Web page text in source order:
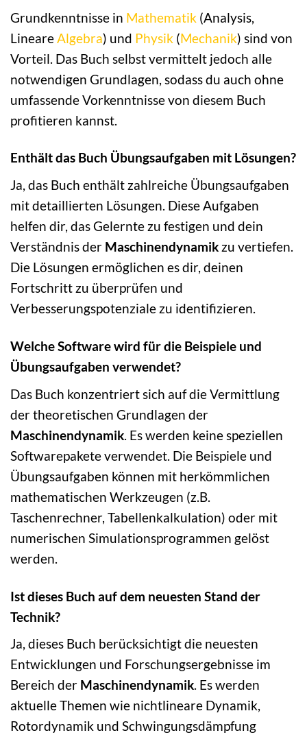
Grundkenntnisse in Mathematik (Analysis,
Lineare Algebra) und Physik (Mechanik) sind von
Vorteil. Das Buch selbst vermittelt jedoch alle
notwendigen Grundlagen, sodass du auch ohne
umfassende Vorkenntnisse von diesem Buch
profitieren kannst.
Enthält das Buch Übungsaufgaben mit Lösungen?
Ja, das Buch enthält zahlreiche Übungsaufgaben
mit detaillierten Lösungen. Diese Aufgaben
helfen dir, das Gelernte zu festigen und dein
Verständnis der Maschinendynamik zu vertiefen.
Die Lösungen ermöglichen es dir, deinen
Fortschritt zu überprüfen und
Verbesserungspotenziale zu identifizieren.
Welche Software wird für die Beispiele und
Übungsaufgaben verwendet?
Das Buch konzentriert sich auf die Vermittlung
der theoretischen Grundlagen der
Maschinendynamik. Es werden keine speziellen
Softwarepakete verwendet. Die Beispiele und
Übungsaufgaben können mit herkömmlichen
mathematischen Werkzeugen (z.B.
Taschenrechner, Tabellenkalkulation) oder mit
numerischen Simulationsprogrammen gelöst
werden.
Ist dieses Buch auf dem neuesten Stand der
Technik?
Ja, dieses Buch berücksichtigt die neuesten
Entwicklungen und Forschungsergebnisse im
Bereich der Maschinendynamik. Es werden
aktuelle Themen wie nichtlineare Dynamik,
Rotordynamik und Schwingungsdämpfung